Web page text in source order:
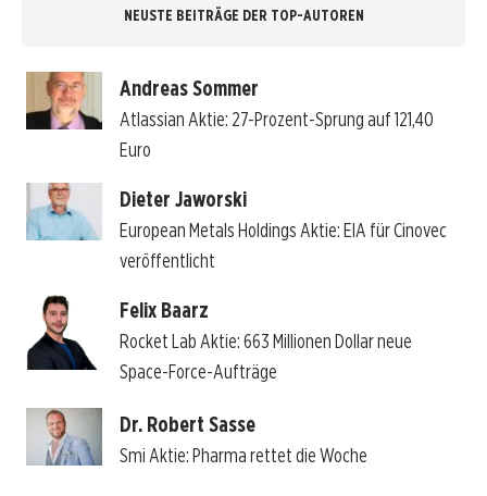
NEUSTE BEITRÄGE DER TOP-AUTOREN
Andreas Sommer
Atlassian Aktie: 27-Prozent-Sprung auf 121,40
Euro
Dieter Jaworski
European Metals Holdings Aktie: EIA für Cinovec
veröffentlicht
Felix Baarz
Rocket Lab Aktie: 663 Millionen Dollar neue
Space-Force-Aufträge
Dr. Robert Sasse
Smi Aktie: Pharma rettet die Woche